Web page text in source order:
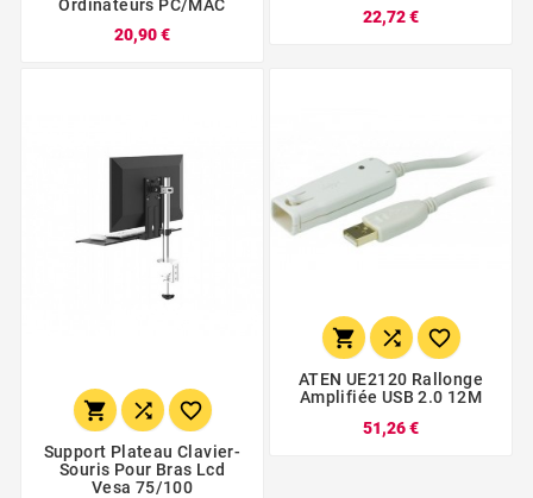
Ordinateurs PC/MAC
20,90 €
22,72 €
  
Support Plateau Clavier-
Souris Pour Bras Lcd
Vesa 75/100
  
ATEN UE2120 Rallonge
Amplifiée USB 2.0 12M
51,26 €